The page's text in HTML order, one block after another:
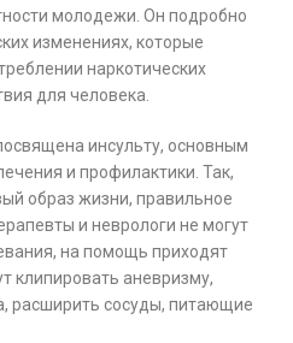
молодежи. Он подробно
изменениях, которые
наркотических
для человека.
инсульту, основным
и профилактики. Так,
образ жизни, правильное
и неврологи не могут
на помощь приходят
клипировать аневризму,
расширить сосуды, питающие